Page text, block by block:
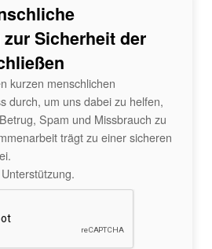
Sicherheit der
kurzen menschlichen
durch, um uns dabei zu helfen,
Spam und Missbrauch zu
trägt zu einer sicheren